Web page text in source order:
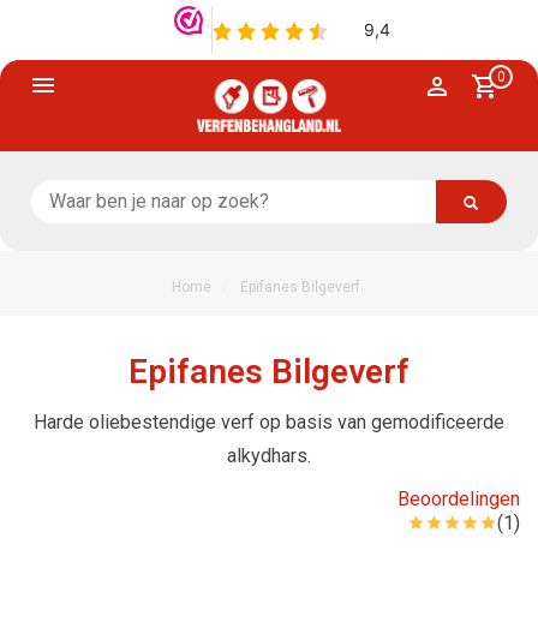
0
Home Epifanes Bilgeverf
Epifanes Bilgeverf
Harde oliebestendige verf op basis van gemodificeerde
alkydhars.
Beoordelingen
(1)